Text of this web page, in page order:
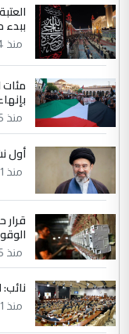
منذ 14 ساعة
مئات
منذ 15 ساعة
أول
منذ 21 ساعة
منذ 15 ساعة
منذ 21 ساعة